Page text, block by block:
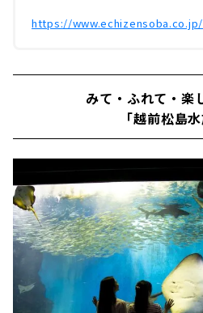
https://www.echizensoba.co.jp/
みて・ふれて・楽
「越前松島水